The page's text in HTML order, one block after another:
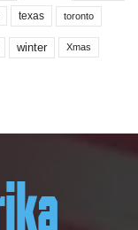
texas toronto
winter Xmas